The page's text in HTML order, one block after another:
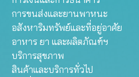
การขนส่งและยานพาหนะ
อสังหาริมทรัพย์และที่อยู่อาศัย
อาหาร ยา และผลิตภัณฑ์ฯ
บริการสุขภาพ
สินค้าและบริการทั่วไป